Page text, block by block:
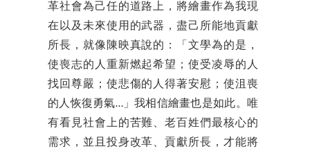
革社會為己任的道路上，將繪畫作為我現
在以及未來使用的武器，盡己所能地貢獻
所長，就像陳映真說的：「文學為的是，
使喪志的人重新燃起希望；使受凌辱的人
找回尊嚴；使悲傷的人得著安慰；使沮喪
的人恢復勇氣…」我相信繪畫也是如此。唯
有看見社會上的苦難、老百姓們最核心的
需求，並且投身改革、貢獻所長，才能將